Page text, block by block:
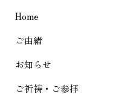
ー
シ
ョ
ン
Home
ご由緒
お知らせ
ご祈祷・ご参拝